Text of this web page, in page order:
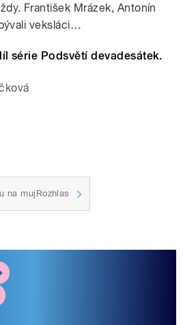
František Mrázek, Antonín
veksláci…
série Podsvětí devadesátek.
na mujRozhlas